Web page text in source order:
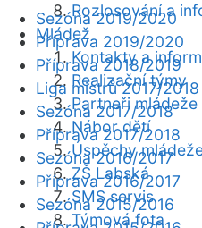
Rozlosování a
Mládež
Kontakty a
Realizační týmy
Partneři mládeže
Nábor dětí
Úspěchy
ZŠ Labská
SMS servis
Týmová fota
Sezóna 2019/2020
Příprava 2019/2020
Příprava 2018/2019
Liga mistrů 2017/2018
Sezóna 2017/2018
Příprava 2017/2018
Sezóna 2016/2017
Příprava 2016/2017
Sezóna 2015/2016